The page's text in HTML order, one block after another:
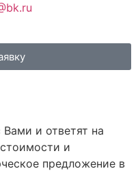
и ответят на
и
предложение в